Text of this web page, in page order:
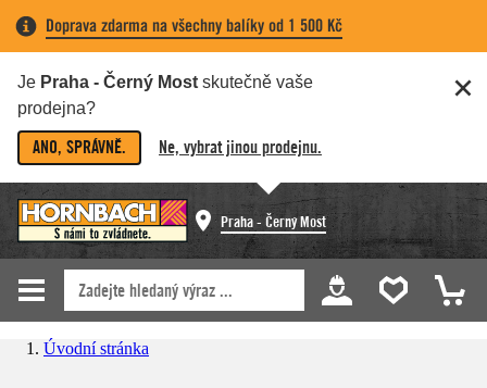
Doprava zdarma na všechny balíky od 1 500 Kč
Je Praha - Černý Most skutečně vaše
prodejna?
ANO, SPRÁVNĚ. Ne, vybrat jinou prodejnu.
Praha - Černý Most
Úvodní stránka